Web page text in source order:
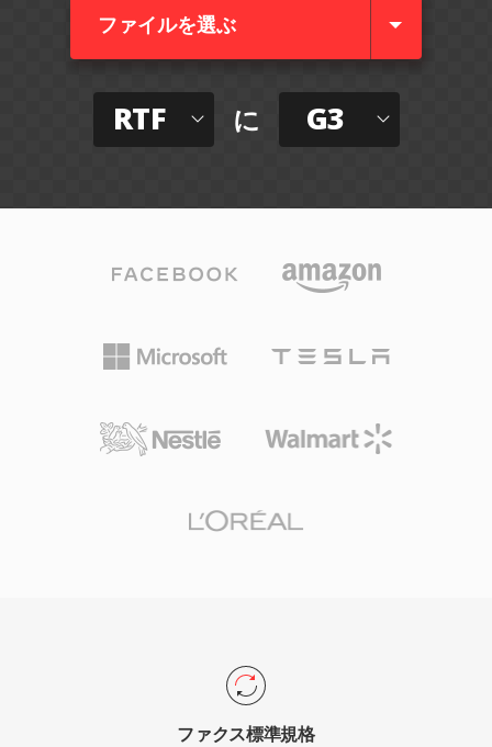
ファイルを選ぶ
RTF に G3
ファクス標準規格